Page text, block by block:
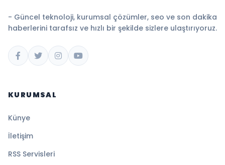
- Güncel teknoloji, kurumsal çözümler, seo ve son dakika
haberlerini tarafsız ve hızlı bir şekilde sizlere ulaştırıyoruz.
KURUMSAL
Künye
İletişim
RSS Servisleri